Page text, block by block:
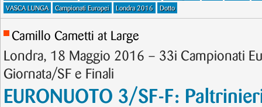
VASCA LUNGA
Campionati Europei Londra 2016 Dotto
Camillo Cametti at Large
Londra, 18 Maggio 2016 – 33i Campionati
Giornata/SF e Finali
EURONUOTO 3/SF-F: